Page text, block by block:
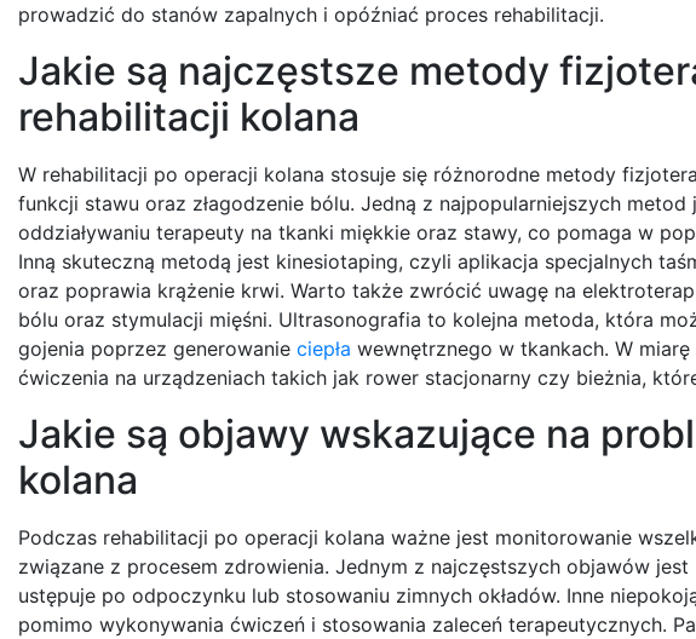
prowadzić do stanów zapalnych i opóźniać proces rehabilitacji.
Jakie są najczęstsze metody
rehabilitacji kolana
W rehabilitacji po operacji kolana stosuje się różnorodne metody
funkcji stawu oraz złagodzenie bólu. Jedną z najpopularniejszych
oddziaływaniu terapeuty na tkanki miękkie oraz stawy, co pomaga w
Inną skuteczną metodą jest kinesiotaping, czyli aplikacja specjalnych
oraz poprawia krążenie krwi. Warto także zwrócić uwagę na
bólu oraz stymulacji mięśni. Ultrasonografia to kolejna metoda, która
gojenia poprzez generowanie ciepła wewnętrznego w tkankach. W
ćwiczenia na urządzeniach takich jak rower stacjonarny czy bieżnia,
Jakie są objawy wskazujące na
kolana
Podczas rehabilitacji po operacji kolana ważne jest monitorowanie
związane z procesem zdrowienia. Jednym z najczęstszych objawów
ustępuje po odpoczynku lub stosowaniu zimnych okładów. Inne
pomimo wykonywania ćwiczeń i stosowania zaleceń terapeutycznych.